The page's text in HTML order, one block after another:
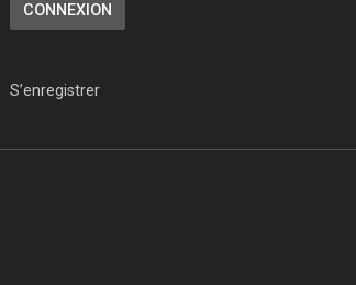
S’enregistrer